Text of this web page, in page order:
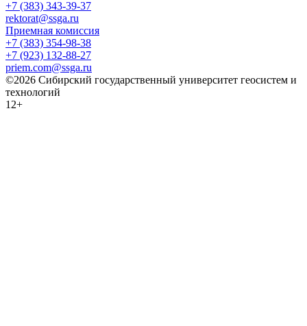
+7 (383) 343-39-37
rektorat@ssga.ru
Приемная комиссия
+7 (383) 354-98-38
+7 (923) 132-88-27
priem.com@ssga.ru
©2026 Сибирский государственный университет геосистем и
технологий
12+